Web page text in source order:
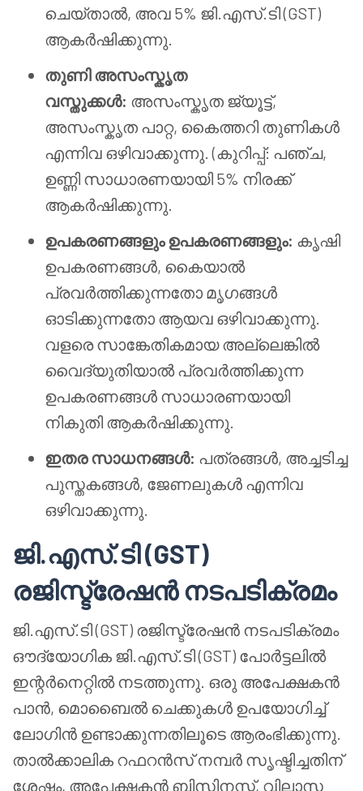
ചെയ്താൽ, അവ 5% ജി.എസ്.ടി (GST)
ആകർഷിക്കുന്നു.
തുണി അസംസ്കൃത
വസ്തുക്കൾ: അസംസ്കൃത ജ്യൂട്ട്,
അസംസ്കൃത പാറ്റ, കൈത്തറി തുണികൾ
എന്നിവ ഒഴിവാക്കുന്നു. (കുറിപ്പ്: പഞ്ച,
ഉണ്ണി സാധാരണയായി 5% നിരക്ക്
ആകർഷിക്കുന്നു.
ഉപകരണങ്ങളും ഉപകരണങ്ങളും: കൃഷി
ഉപകരണങ്ങൾ, കൈയാൽ
പ്രവർത്തിക്കുന്നതോ മൃഗങ്ങൾ
ഓടിക്കുന്നതോ ആയവ ഒഴിവാക്കുന്നു.
വളരെ സാങ്കേതികമായ അല്ലെങ്കിൽ
വൈദ്യുതിയാൽ പ്രവർത്തിക്കുന്ന
ഉപകരണങ്ങൾ സാധാരണയായി
നികുതി ആകർഷിക്കുന്നു.
ഇതര സാധനങ്ങൾ: പത്രങ്ങൾ, അച്ചടിച്ച
പുസ്തകങ്ങൾ, ജേണലുകൾ എന്നിവ
ഒഴിവാക്കുന്നു.
ജി.എസ്.ടി (GST)
രജിസ്ട്രേഷൻ നടപടിക്രമം
ജി.എസ്.ടി (GST) രജിസ്ട്രേഷൻ നടപടിക്രമം
ഔദ്യോഗിക ജി.എസ്.ടി (GST) പോർട്ടലിൽ
ഇന്റർനെറ്റിൽ നടത്തുന്നു. ഒരു അപേക്ഷകൻ
പാൻ, മൊബൈൽ ചെക്കുകൾ ഉപയോഗിച്ച്
ലോഗിൻ ഉണ്ടാക്കുന്നതിലൂടെ ആരംഭിക്കുന്നു.
താൽക്കാലിക റഫറൻസ് നമ്പർ സൃഷ്ടിച്ചതിന്
ശേഷം, അപേക്ഷകൻ ബിസിനസ്സ്, വിലാസ